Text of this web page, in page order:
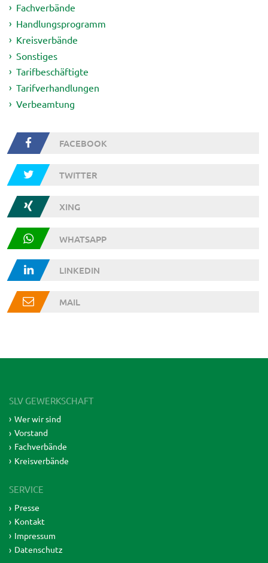
Fachverbände
Handlungsprogramm
Kreisverbände
Sonstiges
Tarifbeschäftigte
Tarifverhandlungen
Verbeamtung
FACEBOOK
TWITTER
XING
WHATSAPP
LINKEDIN
MAIL
SLV GEWERKSCHAFT
Wer wir sind
Vorstand
Fachverbände
Kreisverbände
SERVICE
Presse
Kontakt
Impressum
Datenschutz